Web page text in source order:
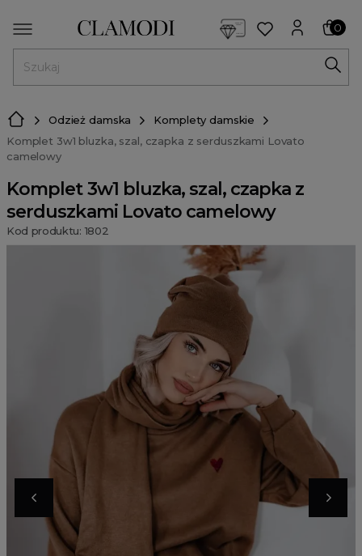
0
Odzież damska
Komplety damskie
Komplet 3w1 bluzka, szal, czapka z serduszkami Lovato
camelowy
Komplet 3w1 bluzka, szal, czapka z
serduszkami Lovato camelowy
Kod produktu: 1802